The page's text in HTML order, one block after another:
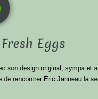
Eggs
son design original, sympa et
de rencontrer Éric Janneau la